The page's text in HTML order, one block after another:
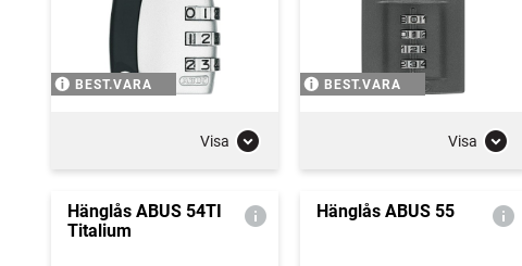
BEST.VARA
Visa
BEST.VARA
Visa
Hänglås ABUS 54TI
Titalium
Hänglås ABUS 55